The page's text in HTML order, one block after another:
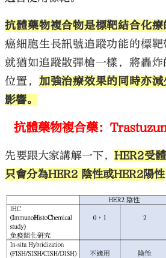
抗體藥物複合物是標靶結合化
癌細胞生長訊號追蹤功能的標
就猶如追蹤散彈槍一樣，將轟
位置， 加強治療效果的同時亦
影響。
抗體藥物複合藥：
先要跟大家講解一下，HER2受
只會分為HER2 陰性或HER2陽性